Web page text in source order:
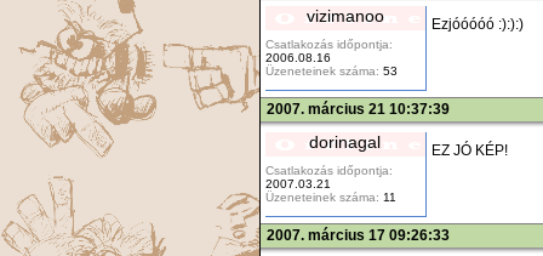
vizimanoo
Csatlakozás időpontja:
2006.08.16
Üzeneteinek száma: 53
Ezjóóóóó :):):)
2007. március 21 10:37:39
dorinagal
Csatlakozás időpontja:
2007.03.21
Üzeneteinek száma: 11
EZ JÓ KÉP!
2007. március 17 09:26:33